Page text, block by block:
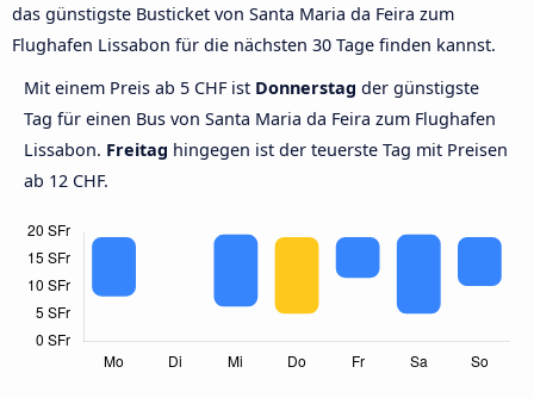
das günstigste Busticket von Santa Maria da Feira zum
Flughafen Lissabon für die nächsten 30 Tage finden kannst.
Mit einem Preis ab 5 CHF ist Donnerstag der günstigste
Tag für einen Bus von Santa Maria da Feira zum Flughafen
Lissabon. Freitag hingegen ist der teuerste Tag mit Preisen
ab 12 CHF.